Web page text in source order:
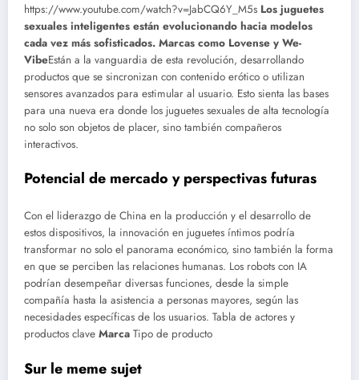
https://www.youtube.com/watch?v=JabCQ6Y_M5s Los juguetes
sexuales inteligentes están evolucionando hacia modelos
cada vez más sofisticados. Marcas como Lovense y We-
VibeEstán a la vanguardia de esta revolución, desarrollando
productos que se sincronizan con contenido erótico o utilizan
sensores avanzados para estimular al usuario. Esto sienta las bases
para una nueva era donde los juguetes sexuales de alta tecnología
no solo son objetos de placer, sino también compañeros
interactivos.
Potencial de mercado y perspectivas futuras
Con el liderazgo de China en la producción y el desarrollo de
estos dispositivos, la innovación en juguetes íntimos podría
transformar no solo el panorama económico, sino también la forma
en que se perciben las relaciones humanas. Los robots con IA
podrían desempeñar diversas funciones, desde la simple
compañía hasta la asistencia a personas mayores, según las
necesidades específicas de los usuarios. Tabla de actores y
productos clave Marca Tipo de producto
Sur le meme sujet